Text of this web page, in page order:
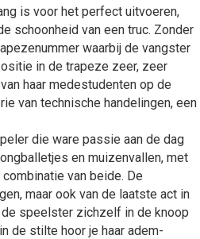
is voor het perfect uitvoeren,
schoonheid van een truc. Zonder
waarbij de vangster
in de trapeze zeer, zeer
haar medestudenten op de
van technische handelingen, een
die ware passie aan de dag
en muizenvallen, met
van beide. De
maar ook van de laatste act in
speelster zichzelf in de knoop
de stilte hoor je haar adem-